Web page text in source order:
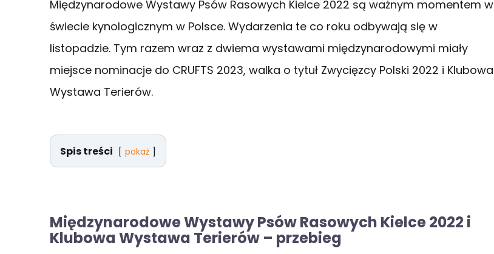
Międzynarodowe Wystawy Psów Rasowych Kielce 2022 są ważnym momentem w
świecie kynologicznym w Polsce. Wydarzenia te co roku odbywają się w
listopadzie. Tym razem wraz z dwiema wystawami międzynarodowymi miały
miejsce nominacje do CRUFTS 2023, walka o tytuł Zwycięzcy Polski 2022 i Klubowa
Wystawa Terierów.
Spis treści pokaż
Międzynarodowe Wystawy Psów Rasowych Kielce 2022 i
Klubowa Wystawa Terierów – przebieg